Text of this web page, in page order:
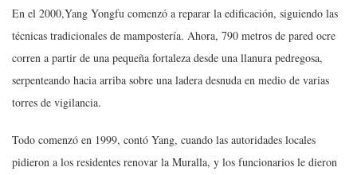
En el 2000,Yang Yongfu comenzó a reparar la edificación, siguiendo las
técnicas tradicionales de mampostería. Ahora, 790 metros de pared ocre
corren a partir de una pequeña fortaleza desde una llanura pedregosa,
serpenteando hacia arriba sobre una ladera desnuda en medio de varias
torres de vigilancia.
Todo comenzó en 1999, contó Yang, cuando las autoridades locales
pidieron a los residentes renovar la Muralla, y los funcionarios le dieron